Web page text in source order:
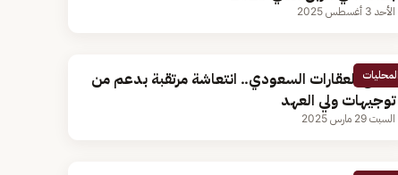
الأحد 3 أغسطس 2025
المحليات
قطاع العقارات السعودي.. انتعاشة مرتقبة بدعم من
توجيهات ولي العهد
السبت 29 مارس 2025